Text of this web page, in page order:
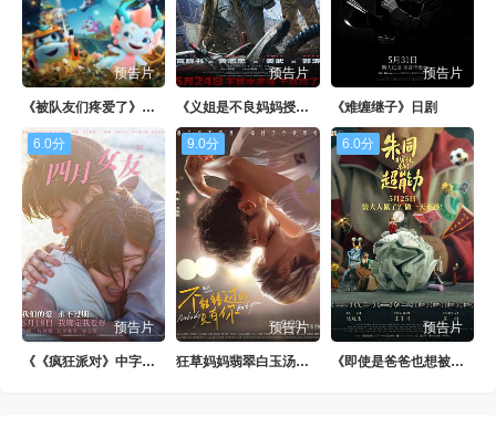
第94集 第95集 第96集
第97集 第98集 第99集
第100集
预告片
《被队友们疼爱了》日韩剧
预告片
《义姐是不良妈妈授乳中》日剧
预告片
《难缠继子》日剧
6.0分
预告片
《《疯狂派对》中字头》1080P
9.0分
预告片
狂草妈妈翡翠白玉汤新版
6.0分
预告片
《即使是爸爸也想被疼爱》BD